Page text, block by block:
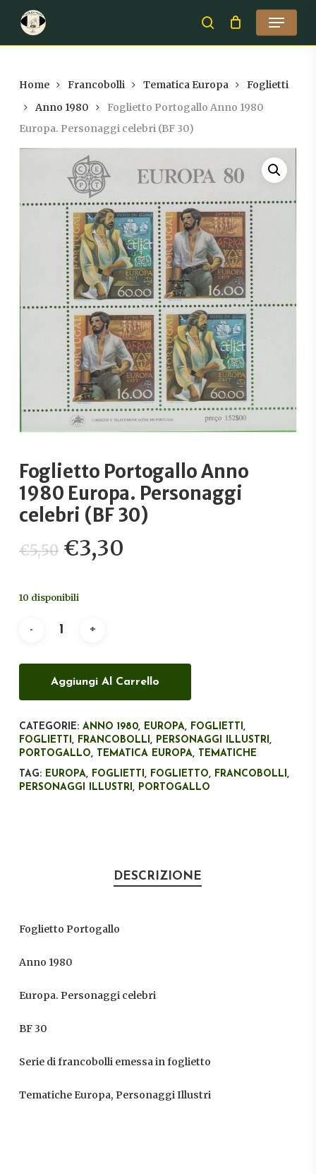
main
search
Menu
Home Francobolli Tematica Europa
Foglietti
Anno 1980
Foglietto Portogallo Anno 1980
Europa. Personaggi celebri (BF 30)
Foglietto Portogallo Anno
1980 Europa. Personaggi
celebri (BF 30)
€5,50 Il
prezzo
originale
€5,50.
€3,30
10 disponibili
Aggiungi Al Carrello
CATEGORIE: ANNO 1980, EUROPA, FOGLIETTI ,
FOGLIETTI , FRANCOBOLLI , PERSONAGGI ILLUSTRI ,
PORTOGALLO, TEMATICA EUROPA,
TEMATICHE
TAG: EUROPA, FOGLIETTI , FOGLIETTO, FRANCOBOLLI ,
PERSONAGGI ILLUSTRI , PORTOGALLO
DESCRIZIONE
Foglietto Portogallo
Anno 1980
Europa. Personaggi celebri
BF 30
Serie di francobolli emessa in foglietto
Tematiche Europa, Personaggi Illustri
Close